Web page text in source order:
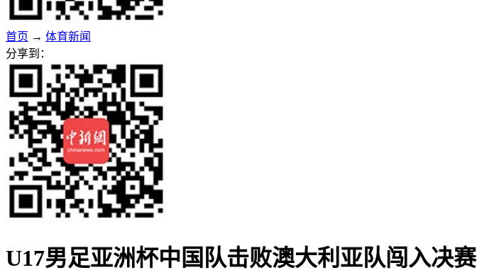
首页 → 体育新闻
分享到：
U17男足亚洲杯中国队击败澳大利亚队闯入决赛